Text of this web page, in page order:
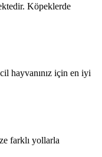
Köpeklerde
hayvanınız için en iyi
farklı yollarla